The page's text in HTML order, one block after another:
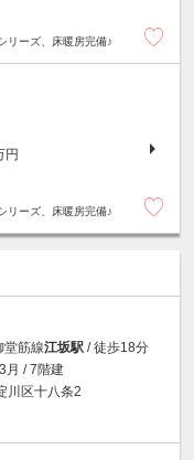
リーズ、床暖房完備♪
円
リーズ、床暖房完備♪
堂筋線江坂駅 / 徒歩18分
月 / 7階建
川区十八条2